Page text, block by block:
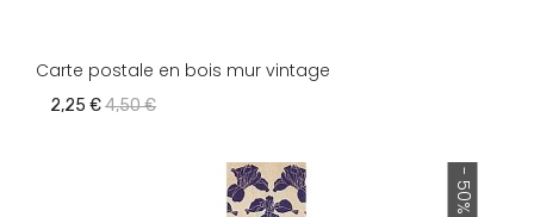
Carte postale en bois mur vintage
2,25 €4,50 €
- 50%